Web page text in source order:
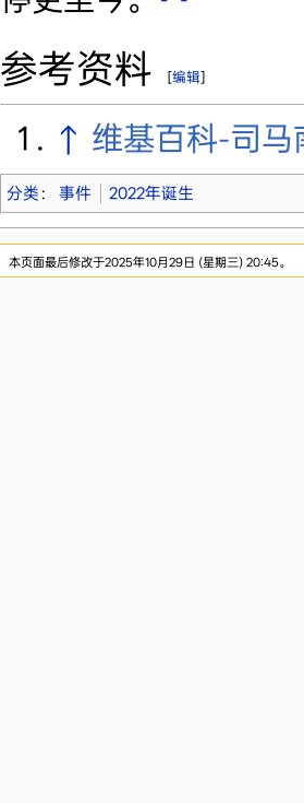
参考资料 [编辑]
↑ 维基百科-司马
分类 ： 事件 2022年诞生
本页面最后修改于2025年10月29日 (星期三) 20:45。